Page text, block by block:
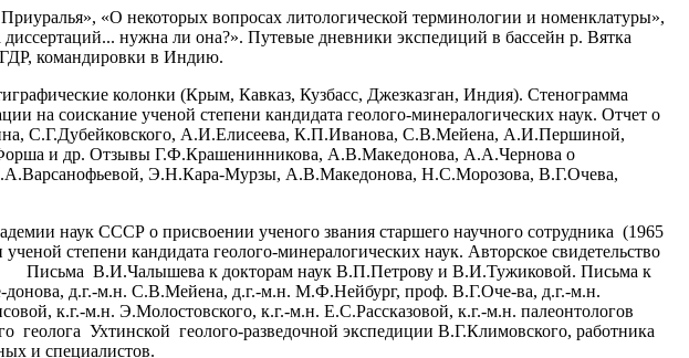
«О некоторых вопросах литологической терминологии и номенклатуры»,
нужна ли она?». Путевые дневники экспедиций в бассейн р. Вятка
командировки в Индию.
колонки (Крым, Кавказ, Кузбасс, Джезказган, Индия). Стенограмма
на соискание ученой степени кандидата геолого-минералогических наук. Отчет о
С.Г.Дубейковского, А.И.Елисеева, К.П.Иванова, С.В.Мейена, А.И.Першиной,
и др. Отзывы Г.Ф.Крашенинникова, А.В.Македонова, А.А.Чернова о
Э.Н.Кара-Мурзы, А.В.Македонова, Н.С.Морозова, В.Г.Очева,
наук СССР о присвоении ученого звания старшего научного сотрудника (1965
степени кандидата геолого-минералогических наук. Авторское свидетельство
В.И.Чалышева к докторам наук В.П.Петрову и В.И.Тужиковой. Письма к
д.г.-м.н. С.В.Мейена, д.г.-м.н. М.Ф.Нейбург, проф. В.Г.Оче-ва, д.г.-м.н.
к.г.-м.н. Э.Молостовского, к.г.-м.н. Е.С.Рассказовой, к.г.-м.н. палеонтологов
Ухтинской геолого-разведочной экспедиции В.Г.Климовского, работника
и специалистов.